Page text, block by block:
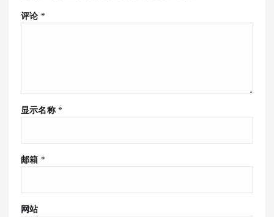
评论 *
显示名称 *
邮箱 *
网站